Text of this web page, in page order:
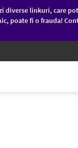
diverse linkuri, care
poate fi o frauda!